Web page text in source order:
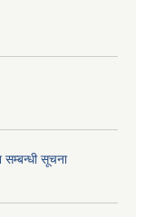
सम्बन्धी सूचना